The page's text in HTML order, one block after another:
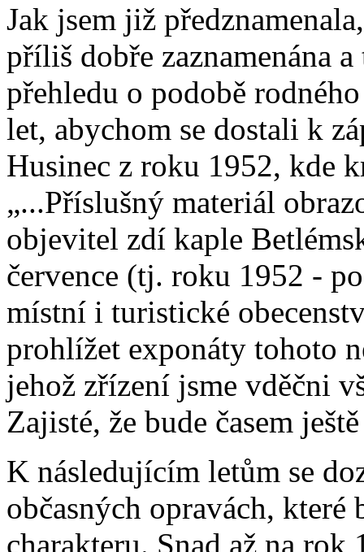
Jak jsem již
příliš dobře zaznamenána
přehledu o podobě
let, abychom se dostali k
Husinec z roku 1952, kde
„...Příslušný materiál
objevitel zdí kaple
července (tj. roku 1952 -
místní i turistické
prohlížet exponáty tohoto
jehož zřízení jsme vděčni
Zajisté, že bude časem
K následujícím letům se
občasných opravách,
charakteru. Snad až na rok